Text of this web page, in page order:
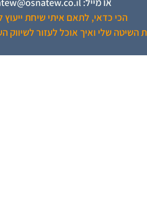
הכי כדאי, לתאם איתי שיחת ייעוץ
השיטה שלי ואיך אוכל לעזור